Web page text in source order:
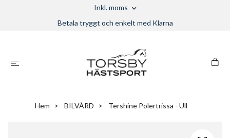
Inkl. moms
Betala tryggt och enkelt med Klarna
Hem BILVÅRD Tershine Polertrissa - Ull